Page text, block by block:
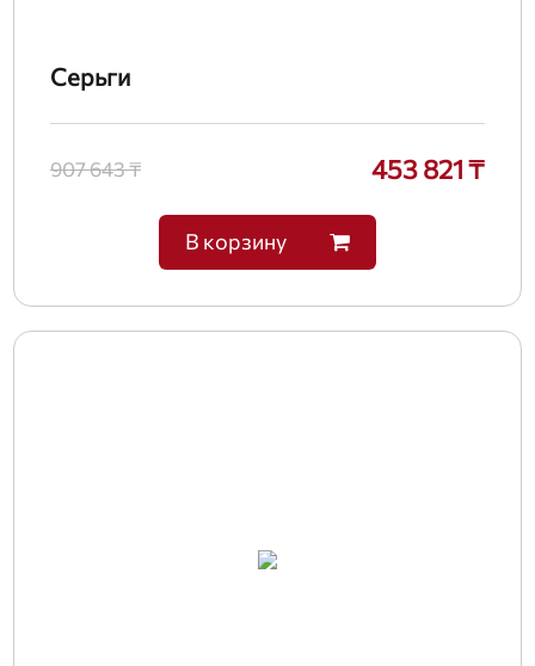
Серьги
907 643 ₸ 453 821 ₸
В корзину